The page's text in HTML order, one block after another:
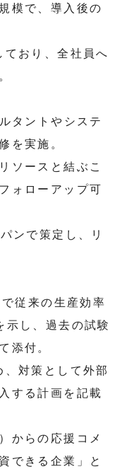
模で、導入後の
おり、全社員へ
タントやシステ
を実施。
ソースと結ぶこ
ォローアップ可
ンで策定し、リ
従来の生産効率
示し、過去の試験
添付。
対策として外部
する計画を記載
からの応援コメ
できる企業」と